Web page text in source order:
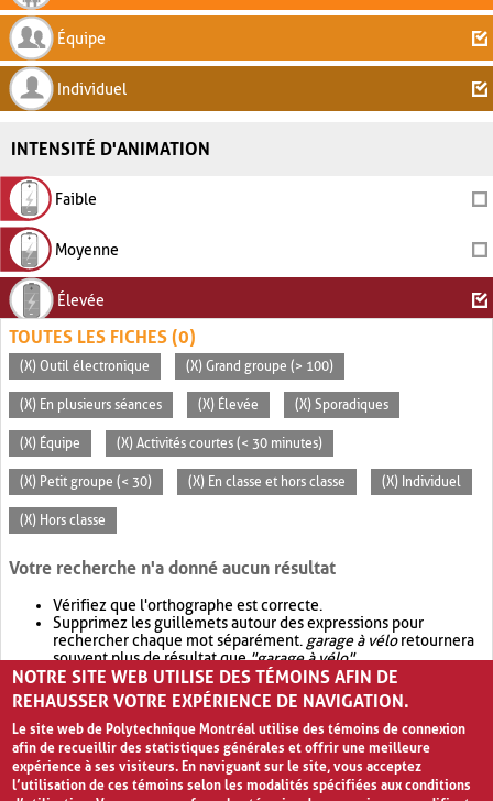
Équipe
Individuel
INTENSITÉ D'ANIMATION
Faible
Moyenne
Élevée
TOUTES LES FICHES (0)
(X) Outil électronique (X) Grand groupe (> 100)
(X) En plusieurs séances (X) Élevée (X) Sporadiques
(X) Équipe (X) Activités courtes (< 30 minutes)
(X) Petit groupe (< 30) (X) En classe et hors classe (X) Individuel
(X) Hors classe
Votre recherche n'a donné aucun résultat
Vérifiez que l'orthographe est correcte.
Supprimez les guillemets autour des expressions pour
rechercher chaque mot séparément. garage à véloretournera
souvent plus de résultat que"garage à vélo".
Envisagez d'élargir votre recherche avec OR.garage OR vélo
retournera souvent plus de résultat quegarage à vélo
NOTRE SITE WEB UTILISE DES TÉMOINS AFIN DE
REHAUSSER VOTRE EXPÉRIENCE DE NAVIGATION.
Le site web de Polytechnique Montréal utilise des témoins de connexion
afin de recueillir des statistiques générales et offrir une meilleure
expérience à ses visiteurs. En naviguant sur le site, vous acceptez
l’utilisation de ces témoins selon les modalités spécifiées aux conditions